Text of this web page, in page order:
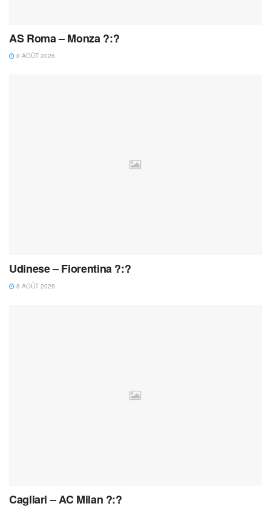
AS Roma – Monza ?:?
8 AOÛT 2026
Udinese – Fiorentina ?:?
8 AOÛT 2026
Cagliari – AC Milan ?:?